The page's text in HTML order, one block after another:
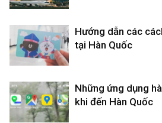
Hướng dẫn các
tại Hàn Quốc
Những ứng dụng
khi đến Hàn Quốc